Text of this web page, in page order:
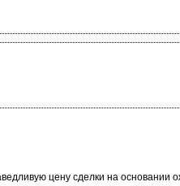
цену сделки на